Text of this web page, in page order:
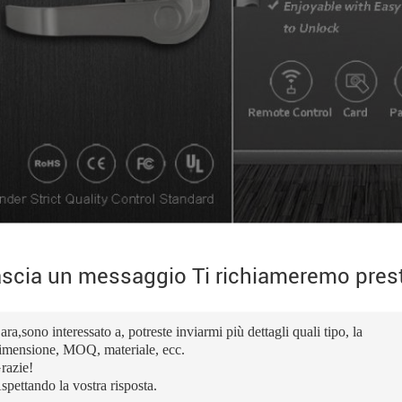
un messaggio Ti richiameremo